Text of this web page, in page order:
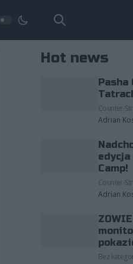
Hot news
Pasha
Counter-
Adrian
edycja
Camp!
Counter-
Adrian
Bez